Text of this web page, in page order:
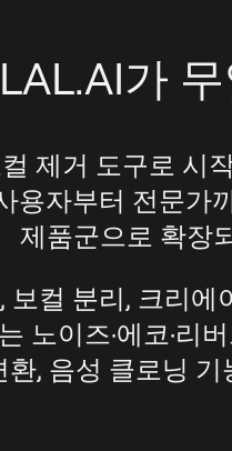
가
제거 도구로 시
용자부터 전문가
제품군으로 확장
보컬 분리, 크리
노이즈·에코·리
환, 음성 클로닝